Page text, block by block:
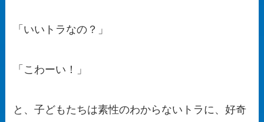
「いいトラなの？」
「こわーい！」
と、子どもたちは素性のわからないトラに、好奇